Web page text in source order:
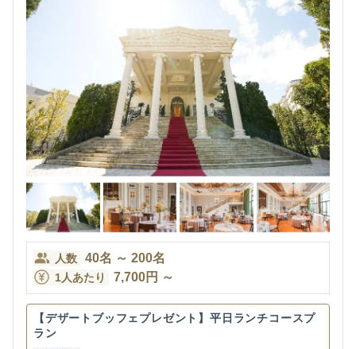
人数 40名 ～ 200名
1人あたり 7,700円 ～
【デザートブッフェプレゼント】平日ランチコースプ
ラン